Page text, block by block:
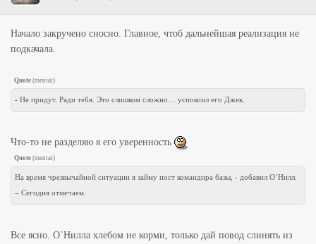
Начало закручено сносно. Главное, чтоб дальнейшая реализация не
подкачала.
Quote (mentat)
- Не придут. Ради тебя. Это слишком сложно… успокоил его Джек.
Что-то не разделяю я его уверенность
Quote (mentat)
На время чрезвычайной ситуации я займу пост командира базы, - добавил О’Нилл.
– Сегодня отмечаем.
Все ясно. О`Нилла хлебом не корми, только дай повод слинять из